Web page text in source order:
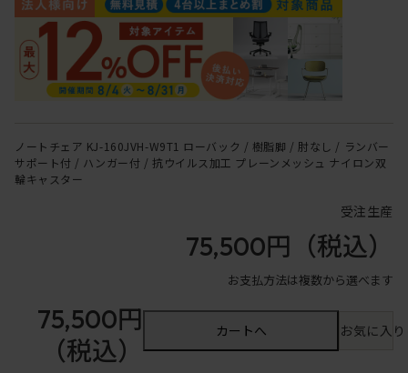
ノートチェア KJ-160JVH-W9T1 ローバック / 樹脂脚 / 肘なし / ランバー
サポート付 / ハンガー付 / 抗ウイルス加工 プレーンメッシュ ナイロン双
輪キャスター
受注生産
75,500円 （税込）
お支払方法は複数から選べます
75,500円
（税込）
カートへ お気に入